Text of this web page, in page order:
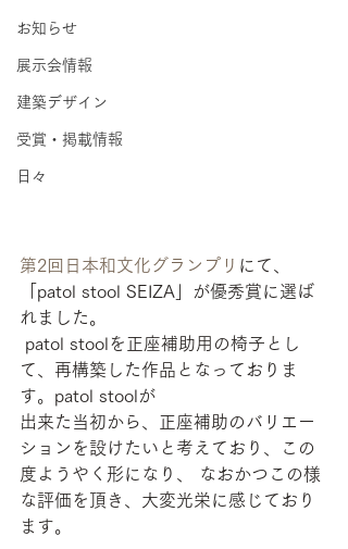
お知らせ
展示会情報
建築デザイン
受賞・掲載情報
日々
第2回日本和文化グランプリ にて、
「patol stool SEIZA」が優秀賞に選ば
れました。
て、再構築した作品となっておりま
す。patol stoolが
出来た当初から、正座補助のバリエー
ションを設けたいと考えており、この
度ようやく形になり、 なおかつこの様
な評価を頂き、大変光栄に感じており
ます。